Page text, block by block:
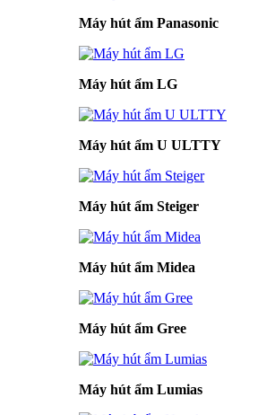
Máy hút ẩm Panasonic
Máy hút ẩm LG
Máy hút ẩm U ULTTY
Máy hút ẩm Steiger
Máy hút ẩm Midea
Máy hút ẩm Gree
Máy hút ẩm Lumias